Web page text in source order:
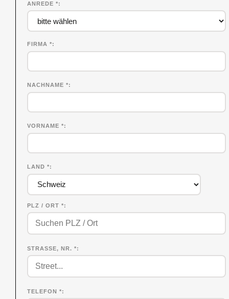
ANREDE *
FIRMA *
NACHNAME *
VORNAME *
LAND *
PLZ / ORT *
STRASSE, NR. *
TELEFON *